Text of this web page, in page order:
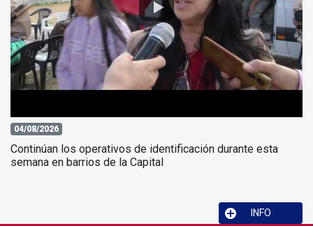
04/08/2026
Continúan los operativos de identificación durante esta
semana en barrios de la Capital
INFO